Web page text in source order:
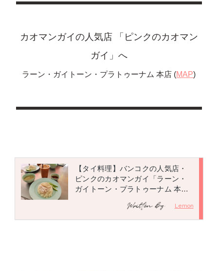
カオマンガイの人気店 「ピンクのカオマン
ガイ」へ
ラーン・ガイトーン・プラトゥーナム 本店 (MAP)